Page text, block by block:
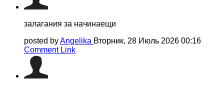
залагания за начинаещи
posted byAngelika Вторник, 28 Июль 2026 00:16
Comment Link